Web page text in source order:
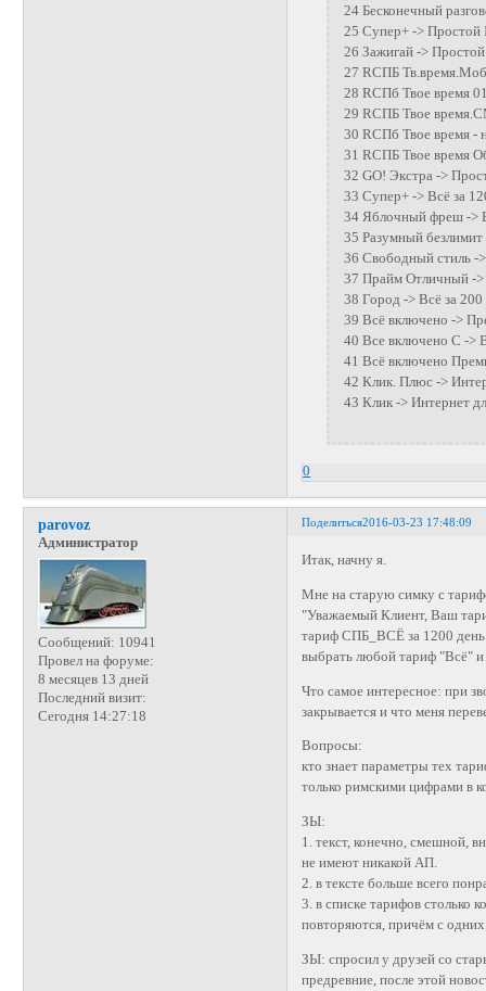
24 Бесконечный
25 Супер+ -> Простой
26 Зажигай ->
27 RСПБ
28 RСПб Твое время
29 RСПБ Твое
30 RСПб Твое время -
31 RСПБ Твое время
32 GO! Экстра ->
33 Супер+ -> Всё за
34 Яблочный фреш ->
35 Разумный безлимит
36 Свободный стиль -
37 Прайм Отличный -
38 Город -> Всё за
39 Всё включено ->
40 Все включено С ->
41 Всё включено
42 Клик. Плюс ->
43 Клик -> Интернет
0
Поделиться2016-03-23 17:48:09
parovoz
Администратор
Сообщений: 10941
Провел на форуме:
8 месяцев 13 дней
Последний визит:
Сегодня 14:27:18
Итак, начну я.
Мне на старую симку с
"Уважаемый Клиент, Ваш
тариф СПБ_ВСЁ за 1200
выбрать любой тариф "Всё" и
Что самое интересное: при
закрывается и что меня
Вопросы:
кто знает параметры тех
только римскими цифрами в
ЗЫ:
1. текст, конечно, смешной,
не имеют никакой АП.
2. в тексте больше всего
3. в списке тарифов столько
повторяются, причём с
ЗЫ: спросил у друзей со
предревние, после этой